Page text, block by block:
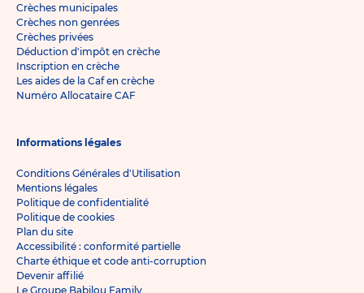
Crèches municipales
Crèches non genrées
Crèches privées
Déduction d'impôt en crèche
Inscription en crèche
Les aides de la Caf en crèche
Numéro Allocataire CAF
Informations légales
Conditions Générales d'Utilisation
Mentions légales
Politique de confidentialité
Politique de cookies
Plan du site
Accessibilité : conformité partielle
Charte éthique et code anti-corruption
Devenir affilié
Le Groupe Babilou Family